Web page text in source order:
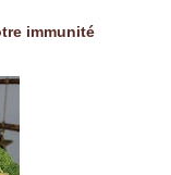
immunité